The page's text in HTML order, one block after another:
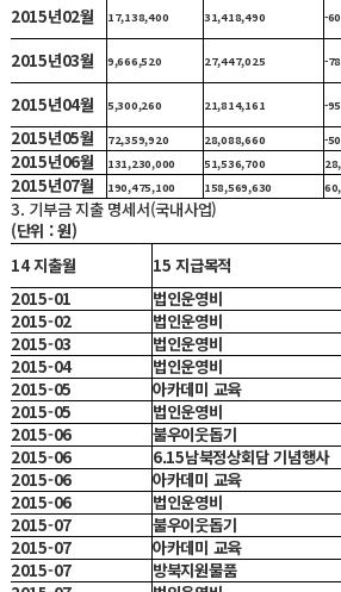
2015년02월 17,138,400 31,418,490 -
2015년03월 9,666,520 27,447,025 -
2015년04월 5,300,260 21,814,161 -
2015년05월 72,359,920 28,088,660 -
2015년06월 131,230,000 51,536,700
2015년07월 190,475,100 158,569,630
3. 기부금 지출 명세서(국내사업)
(단위 : 원)
14 지출월
15 지급목적
2015-01
법인운영비
2015-02
법인운영비
2015-03
법인운영비
2015-04
법인운영비
2015-05
아카데미 교육
2015-05
법인운영비
2015-06
불우이웃돕기
2015-06
6.15남북정상회담 기념행사
2015-06
아카데미 교육
2015-06
법인운영비
2015-07
불우이웃돕기
2015-07
아카데미 교육
2015-07
방북지원물품